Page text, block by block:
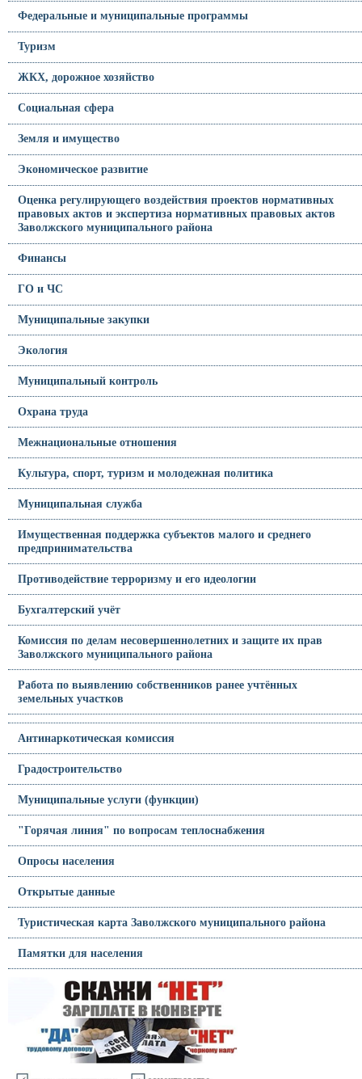
Федеральные и муниципальные программы
Туризм
ЖКХ, дорожное хозяйство
Социальная сфера
Земля и имущество
Экономическое развитие
Оценка регулирующего воздействия проектов нормативных
правовых актов и экспертиза нормативных правовых актов
Заволжского муниципального района
Финансы
ГО и ЧС
Муниципальные закупки
Экология
Муниципальный контроль
Охрана труда
Межнациональные отношения
Культура, спорт, туризм и молодежная политика
Муниципальная служба
Имущественная поддержка субъектов малого и среднего
предпринимательства
Противодействие терроризму и его идеологии
Бухгалтерский учёт
Комиссия по делам несовершеннолетних и защите их прав
Заволжского муниципального района
Работа по выявлению собственников ранее учтённых
земельных участков
Антинаркотическая комиссия
Градостроительство
Муниципальные услуги (функции)
"Горячая линия" по вопросам теплоснабжения
Опросы населения
Открытые данные
Туристическая карта Заволжского муниципального района
Памятки для населения